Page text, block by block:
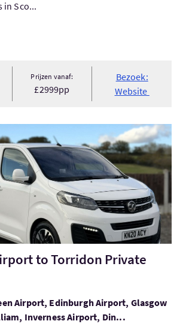
in Sco...
Prijzen vanaf:
£2999pp
Bezoek:
Website
Airport to Torridon Private Transfers
to Torridon Private
Airport, Edinburgh Airport, Glasgow
Inverness Airport, Din...